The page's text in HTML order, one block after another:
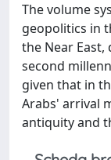
The volume
geopolitics in
the Near
second
given that in
Arabs' arrival
antiquity and